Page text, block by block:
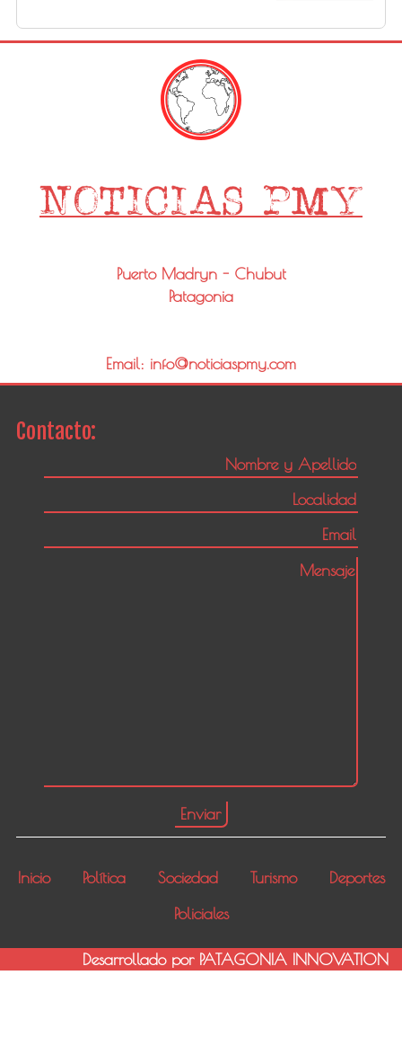
Puerto Madryn - Chubut
Patagonia
Email: info@noticiaspmy.com
Contacto:
Inicio Política Sociedad Turismo
Deportes
Policiales
Desarrollado por PATAGONIA INNOVATION